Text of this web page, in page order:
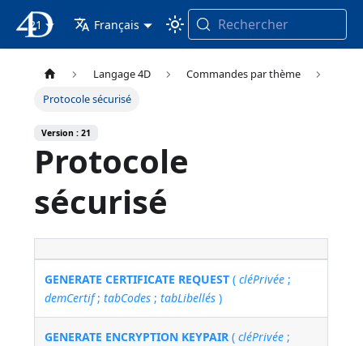
4D Documentation
21 Français Rechercher
Langage 4D
Commandes par thème
Protocole sécurisé
Version : 21
Protocole
sécurisé
GENERATE CERTIFICATE REQUEST (cléPrivée ;
demCertif;tabCodes ;tabLibellés )
GENERATE ENCRYPTION KEYPAIR (cléPrivée ;